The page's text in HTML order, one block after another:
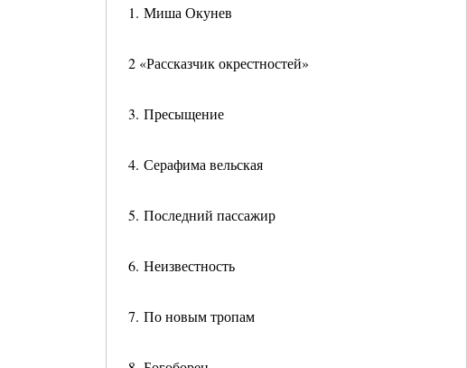
1. Миша Окунев
2 «Рассказчик окрестностей»
3. Пресыщение
4. Серафима вельская
5. Последний пассажир
6. Неизвестность
7. По новым тропам